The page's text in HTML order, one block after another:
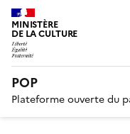
MINISTÈRE
DE LA CULTURE
POP
Plateforme ouverte du